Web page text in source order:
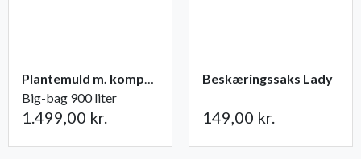
Plantemuld m. kompost fra Champost
Big-bag 900 liter
1.499,00 kr.
Beskæringssaks Lady
149,00 kr.